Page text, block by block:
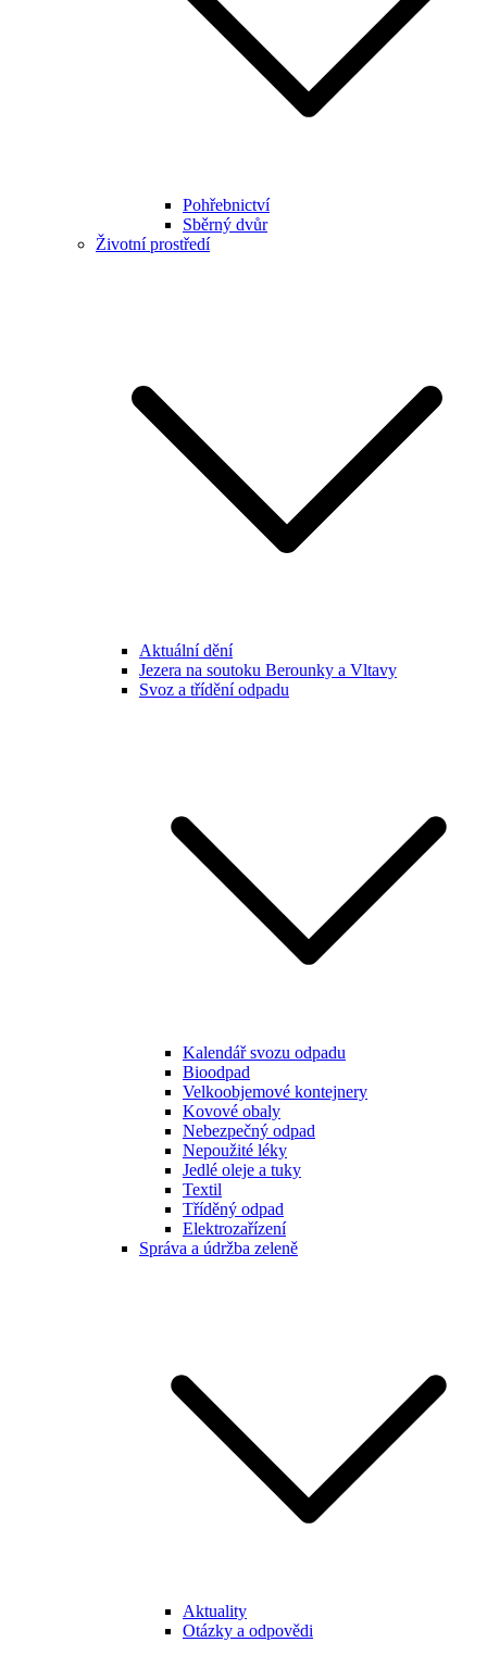
Pohřebnictví
Sběrný dvůr
Životní prostředí
Aktuální dění
Jezera na soutoku Berounky a Vltavy
Svoz a třídění odpadu
Kalendář svozu odpadu
Bioodpad
Velkoobjemové kontejnery
Kovové obaly
Nebezpečný odpad
Nepoužité léky
Jedlé oleje a tuky
Textil
Tříděný odpad
Elektrozařízení
Správa a údržba zeleně
Aktuality
Otázky a odpovědi